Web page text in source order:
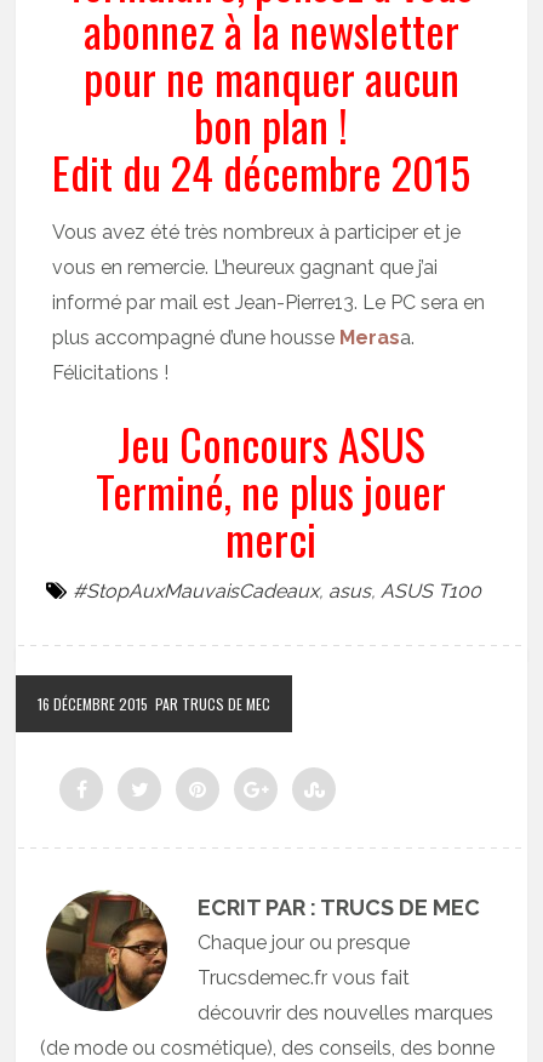
abonnez à la newsletter
pour ne manquer aucun
bon plan !
Edit du 24 décembre 2015
Vous avez été très nombreux à participer et je
vous en remercie. L’heureux gagnant que j’ai
informé par mail est Jean-Pierre13. Le PC sera en
plus accompagné d’une housse Merasa.
Félicitations !
Jeu Concours ASUS
Terminé, ne plus jouer
merci
#StopAuxMauvaisCadeaux, asus,ASUS T100
16 DÉCEMBRE 2015 PAR TRUCS DE MEC
ECRIT PAR : TRUCS DE MEC
Chaque jour ou presque
Trucsdemec.fr vous fait
découvrir des nouvelles marques
(de mode ou cosmétique), des conseils, des bonne